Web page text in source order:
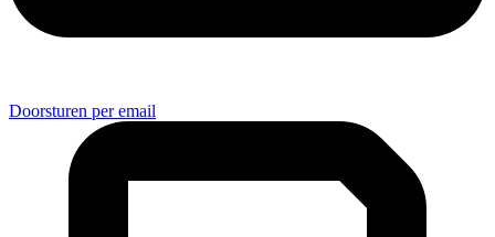
Doorsturen per email